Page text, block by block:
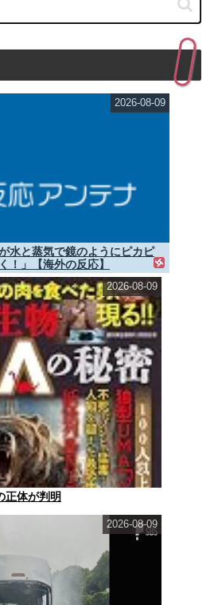
水と蒸気で鏡のようにピカピ
！」【海外の反応】
2026-08-09
正体が判明
2026-08-09
2026-08-09